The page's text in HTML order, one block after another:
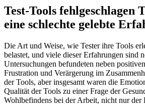
Test-Tools fehlgeschlagen
eine schlechte gelebte
Die Art und Weise, wie Tester ihre Tools
belastet, und viele dieser Erfahrungen sind
Untersuchungen befundeten neben
Frustration und Verärgerung im
der Tools, aber insgesamt waren die
Qualität der Tools zu einer Frage der
Wohlbefindens bei der Arbeit, nicht nur der